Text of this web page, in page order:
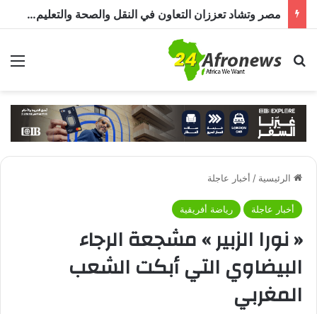
بحث عن
الرئيسية / أخبار عاجلة
أخبار عاجلة رياضة أفريقية
« نورا الزبير » مشجعة الرجاء
البيضاوي التي أبكت الشعب
المغربي